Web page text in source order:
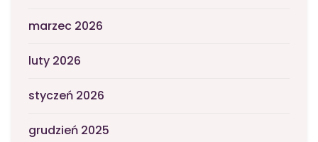
marzec 2026
luty 2026
styczeń 2026
grudzień 2025